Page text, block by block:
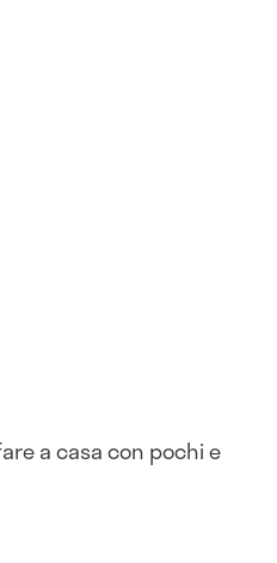
a casa con pochi e